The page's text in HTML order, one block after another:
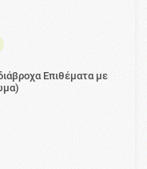
Επιθέματα με